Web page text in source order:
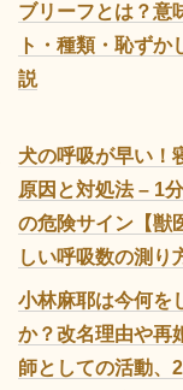
ブリーフとは？意
ト・種類・恥ずか
説
犬の呼吸が早い！
原因と対処法 – 1
の危険サイン【獣
しい呼吸数の測り
小林麻耶は今何を
か？改名理由や再
師としての活動、